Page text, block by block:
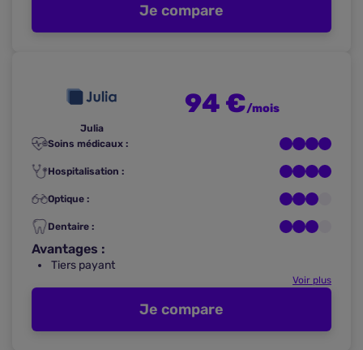
Je compare
Julia
94 €/mois
Soins médicaux :
Hospitalisation :
Optique :
Dentaire :
Avantages :
Tiers payant
Voir plus
Je compare